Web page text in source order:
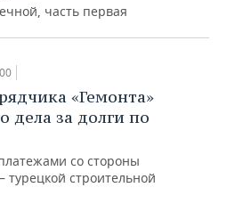
часть первая
«Гемонта»
дела за долги по
со стороны
строительной